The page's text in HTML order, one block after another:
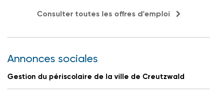
Consulter toutes les offres d'emploi
Annonces sociales
Gestion du périscolaire de la ville de Creutzwald